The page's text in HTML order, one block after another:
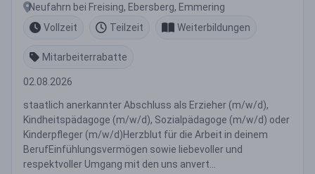
Neufahrn bei Freising, Ebersberg, Emmering
Vollzeit
Teilzeit Weiterbildungen
Mitarbeiterrabatte
02.08.2026
staatlich anerkannter Abschluss als Erzieher (m/w/d),
Kindheitspädagoge (m/w/d), Sozialpädagoge (m/w/d) oder
Kinderpfleger (m/w/d)Herzblut für die Arbeit in deinem
BerufEinfühlungsvermögen sowie liebevoller und
respektvoller Umgang mit den uns anvert...